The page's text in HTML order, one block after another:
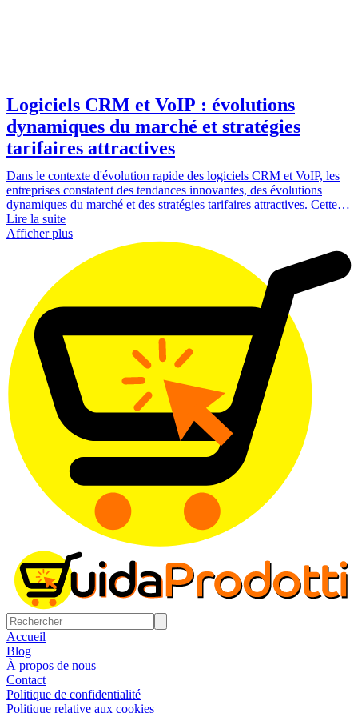
Logiciels CRM et VoIP : évolutions
dynamiques du marché et stratégies
tarifaires attractives
Dans le contexte d'évolution rapide des logiciels CRM et VoIP, les
entreprises constatent des tendances innovantes, des évolutions
dynamiques du marché et des stratégies tarifaires attractives. Cette…
Lire la suite
Afficher plus
Accueil
Blog
À propos de nous
Contact
Politique de confidentialité
Politique relative aux cookies